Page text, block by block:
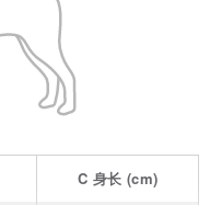
C 身长 (cm)